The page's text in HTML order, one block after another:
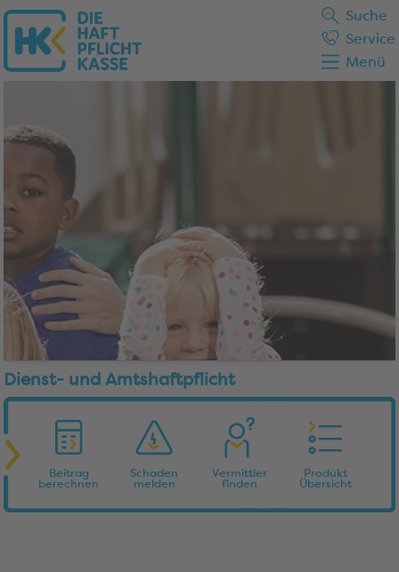
Suche
Service
Menü
Dienst- und Amtshaftpflicht
Beitrag
berechnen
Schaden
melden
Vermittler
finden
Produkt
Übersicht